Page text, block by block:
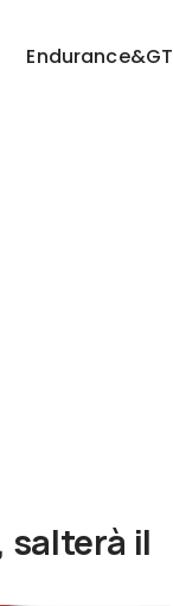
Endurance&GT
salterà il